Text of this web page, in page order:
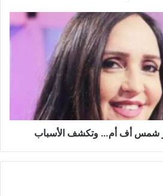
شمس أف أم… وتكشف الأسباب